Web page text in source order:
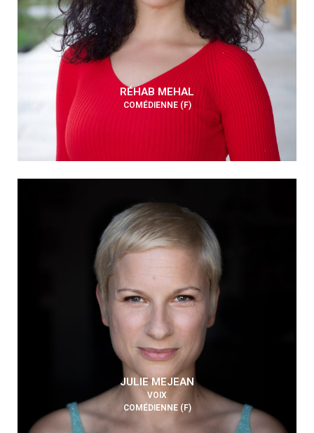
RÉHAB MEHAL
COMÉDIENNE (F)
JULIE MEJEAN
VOIX
COMÉDIENNE (F)